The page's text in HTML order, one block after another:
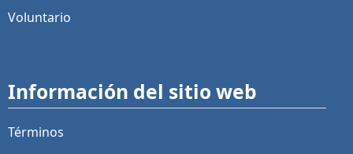
Voluntario
Información del sitio web
Términos